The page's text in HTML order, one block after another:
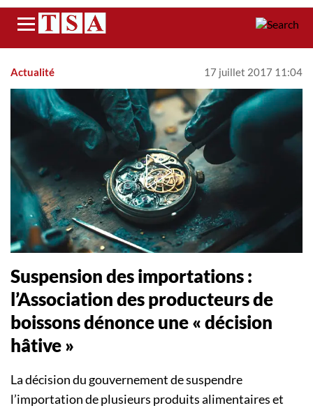
Menu
Actualité 17 juillet 2017 11:04
Suspension des importations :
l’Association des producteurs de
boissons dénonce une « décision
hâtive »
La décision du gouvernement de suspendre
l’importation de plusieurs produits alimentaires et